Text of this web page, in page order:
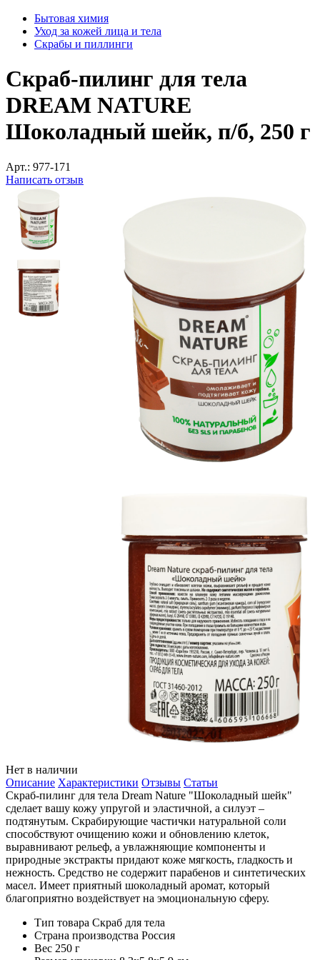
Бытовая химия
Уход за кожей лица и тела
Скрабы и пиллинги
Скраб-пилинг для тела
DREAM NATURE
Шоколадный шейк, п/б, 250 г
Арт.: 977-171
Написать отзыв
Нет в наличии
Описание Характеристики Отзывы Статьи
Скраб-пилинг для тела Dream Nature "Шоколадный шейк"
сделает вашу кожу упругой и эластичной, а силуэт –
подтянутым. Скрабирующие частички натуральной соли
способствуют очищению кожи и обновлению клеток,
выравнивают рельеф, а увлажняющие компоненты и
природные экстракты придают коже мягкость, гладкость и
нежность. Средство не содержит парабенов и синтетических
масел. Имеет приятный шоколадный аромат, который
благоприятно воздействует на эмоциональную сферу.
Тип товара Скраб для тела
Страна производства Россия
Вес 250 г